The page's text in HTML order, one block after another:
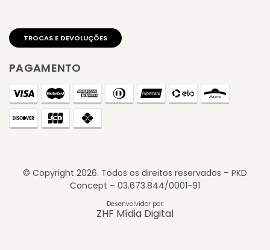
TROCAS E DEVOLUÇÕES
PAGAMENTO
© Copyright 2026. Todos os direitos reservados – PKD
Concept – 03.673.844/0001-91
Desenvolvidor por:
ZHF Mídia Digital